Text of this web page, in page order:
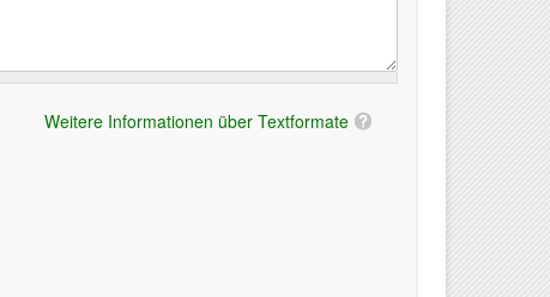
Weitere Informationen über Textformate